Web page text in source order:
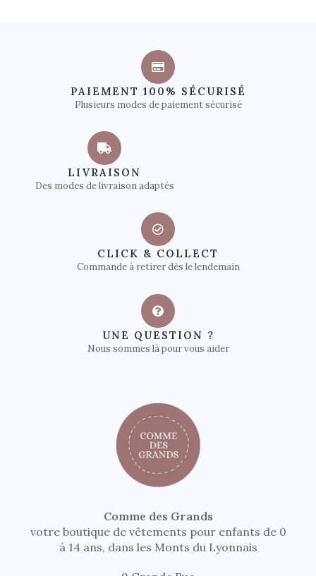
PAIEMENT 100% SÉCURISÉ
Plusieurs modes de paiement sécurisé
LIVRAISON
Des modes de livraison adaptés
CLICK & COLLECT
Commande à retirer dès le lendemain
UNE QUESTION ?
Nous sommes là pour vous aider
Comme des Grands
votre boutique de vêtements pour enfants de 0
à 14 ans, dans les Monts du Lyonnais